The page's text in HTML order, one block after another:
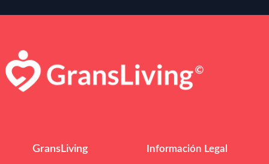
GransLiving Información Legal